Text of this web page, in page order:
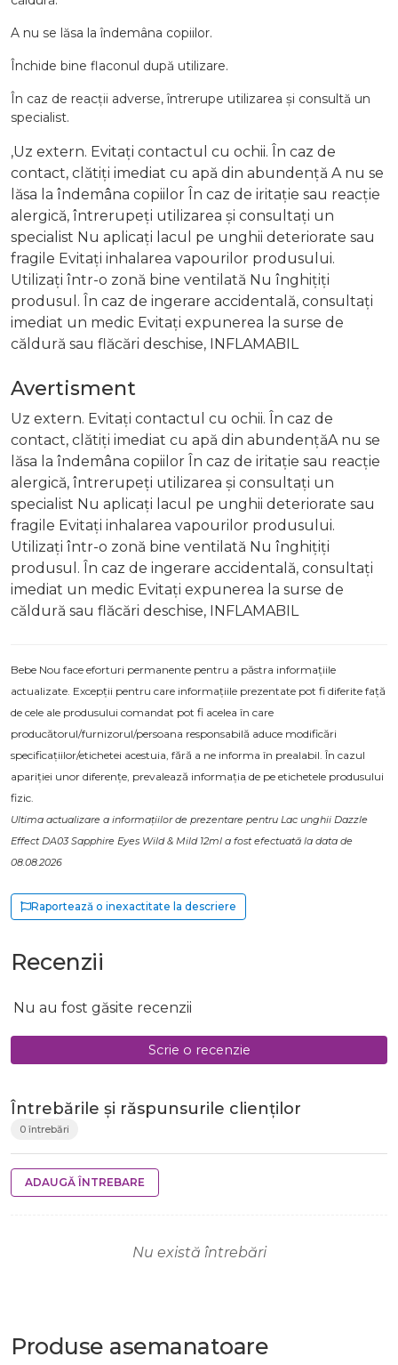
A nu se lăsa la îndemâna copiilor.
Închide bine flaconul după utilizare.
În caz de reacții adverse, întrerupe utilizarea și consultă un
specialist.
,Uz extern. Evitați contactul cu ochii. În caz de
contact, clătiți imediat cu apă din abundență A nu se
lăsa la îndemâna copiilor În caz de iritație sau reacție
alergică, întrerupeți utilizarea și consultați un
specialist Nu aplicați lacul pe unghii deteriorate sau
fragile Evitați inhalarea vapourilor produsului.
Utilizați într-o zonă bine ventilată Nu înghițiți
produsul. În caz de ingerare accidentală, consultați
imediat un medic Evitați expunerea la surse de
căldură sau flăcări deschise, INFLAMABIL
Avertisment
Uz extern. Evitați contactul cu ochii. În caz de
contact, clătiți imediat cu apă din abundențăA nu se
lăsa la îndemâna copiilor În caz de iritație sau reacție
alergică, întrerupeți utilizarea și consultați un
specialist Nu aplicați lacul pe unghii deteriorate sau
fragile Evitați inhalarea vapourilor produsului.
Utilizați într-o zonă bine ventilată Nu înghițiți
produsul. În caz de ingerare accidentală, consultați
imediat un medic Evitați expunerea la surse de
căldură sau flăcări deschise, INFLAMABIL
Bebe Nou face eforturi permanente pentru a păstra informațiile
actualizate. Excepții pentru care informațiile prezentate pot fi diferite față
de cele ale produsului comandat pot fi acelea în care
producătorul/furnizorul/persoana responsabilă aduce modificări
specificațiilor/etichetei acestuia, fără a ne informa în prealabil. În cazul
apariției unor diferențe, prevalează informația de pe etichetele produsului
fizic.
Ultima actualizare a informațiilor de prezentare pentru Lac unghii Dazzle
Effect DA03 Sapphire Eyes Wild & Mild 12ml a fost efectuată la data de
08.08.2026
Raportează o inexactitate la descriere
Recenzii
Nu au fost găsite recenzii
Scrie o recenzie
Întrebările și răspunsurile clienților
0 întrebări
ADAUGĂ ÎNTREBARE
Nu există întrebări
Produse asemanatoare